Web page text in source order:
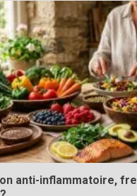
anti-inflammatoire,